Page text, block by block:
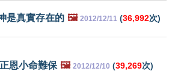
是真實存在的 🖼️ 2012/12/11 (36,992次)
恩小命難保 🖼️ 2012/12/10 (39,269次)